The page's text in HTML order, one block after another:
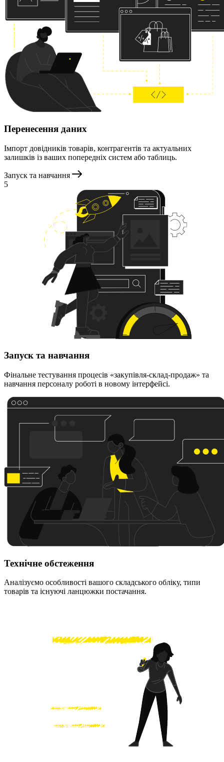
Перенесення даних
Імпорт довідників товарів, контрагентів та актуальних
залишків із ваших попередніх систем або таблиць.
Запуск та навчання
5
Запуск та навчання
Фінальне тестування процесів «закупівля-склад-продаж» та
навчання персоналу роботі в новому інтерфейсі.
Технічне обстеження
Аналізуємо особливості вашого складського обліку, типи
товарів та існуючі ланцюжки постачання.